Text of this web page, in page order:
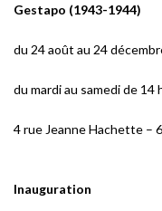
Gestapo (1943-1944)
du 24 août au 24
du mardi au samedi de 14
4 rue Jeanne Hachette –
Inauguration